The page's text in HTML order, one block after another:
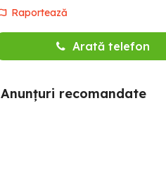
Raportează
Arată telefon
Anunțuri recomandate